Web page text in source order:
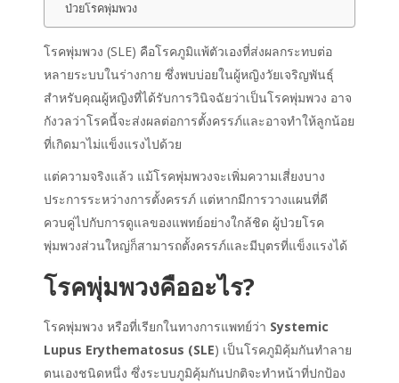
ป่วยโรคพุ่มพวง
โรคพุ่มพวง (SLE) คือโรคภูมิแพ้ตัวเองที่ส่งผลกระทบต่อ
หลายระบบในร่างกาย ซึ่งพบบ่อยในผู้หญิงวัยเจริญพันธุ์
สำหรับคุณผู้หญิงที่ได้รับการวินิจฉัยว่าเป็นโรคพุ่มพวง อาจ
กังวลว่าโรคนี้จะส่งผลต่อการตั้งครรภ์และอาจทำให้ลูกน้อย
ที่เกิดมาไม่แข็งแรงไปด้วย
แต่ความจริงแล้ว แม้โรคพุ่มพวงจะเพิ่มความเสี่ยงบาง
ประการระหว่างการตั้งครรภ์ แต่หากมีการวางแผนที่ดี
ควบคู่ไปกับการดูแลของแพทย์อย่างใกล้ชิด ผู้ป่วยโรค
พุ่มพวงส่วนใหญ่ก็สามารถตั้งครรภ์และมีบุตรที่แข็งแรงได้
โรคพุ่มพวงคืออะไร?
โรคพุ่มพวง หรือที่เรียกในทางการแพทย์ว่า Systemic
Lupus Erythematosus (SLE) เป็นโรคภูมิคุ้มกันทำลาย
ตนเองชนิดหนึ่ง ซึ่งระบบภูมิคุ้มกันปกติจะทำหน้าที่ปกป้อง